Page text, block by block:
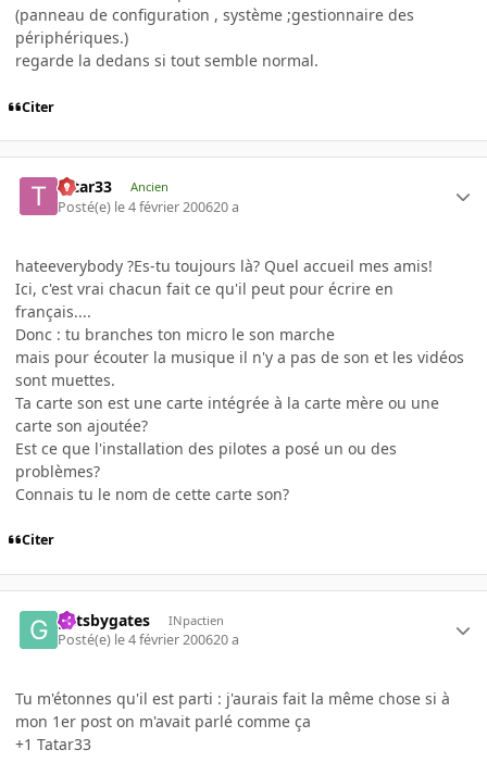
(panneau de configuration , système ;gestionnaire des
périphériques.)
regarde la dedans si tout semble normal.
Citer
tatar33 Ancien
Posté(e) le 4 février 200620 a
hateeverybody ?Es-tu toujours là? Quel accueil mes amis!
Ici, c'est vrai chacun fait ce qu'il peut pour écrire en
français....
Donc : tu branches ton micro le son marche
mais pour écouter la musique il n'y a pas de son et les vidéos
sont muettes.
Ta carte son est une carte intégrée à la carte mère ou une
carte son ajoutée?
Est ce que l'installation des pilotes a posé un ou des
problèmes?
Connais tu le nom de cette carte son?
Citer
gatsbygates INpactien
Posté(e) le 4 février 200620 a
Tu m'étonnes qu'il est parti : j'aurais fait la même chose si à
mon 1er post on m'avait parlé comme ça
+1 Tatar33